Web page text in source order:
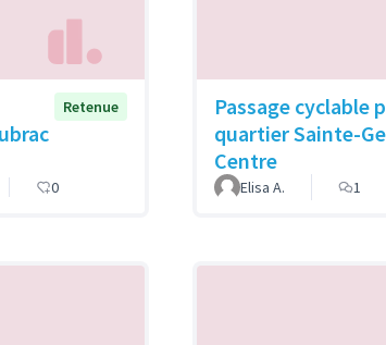
Retenue
0
Passage cyclable
quartier Sainte-
Centre
Elisa A. 1